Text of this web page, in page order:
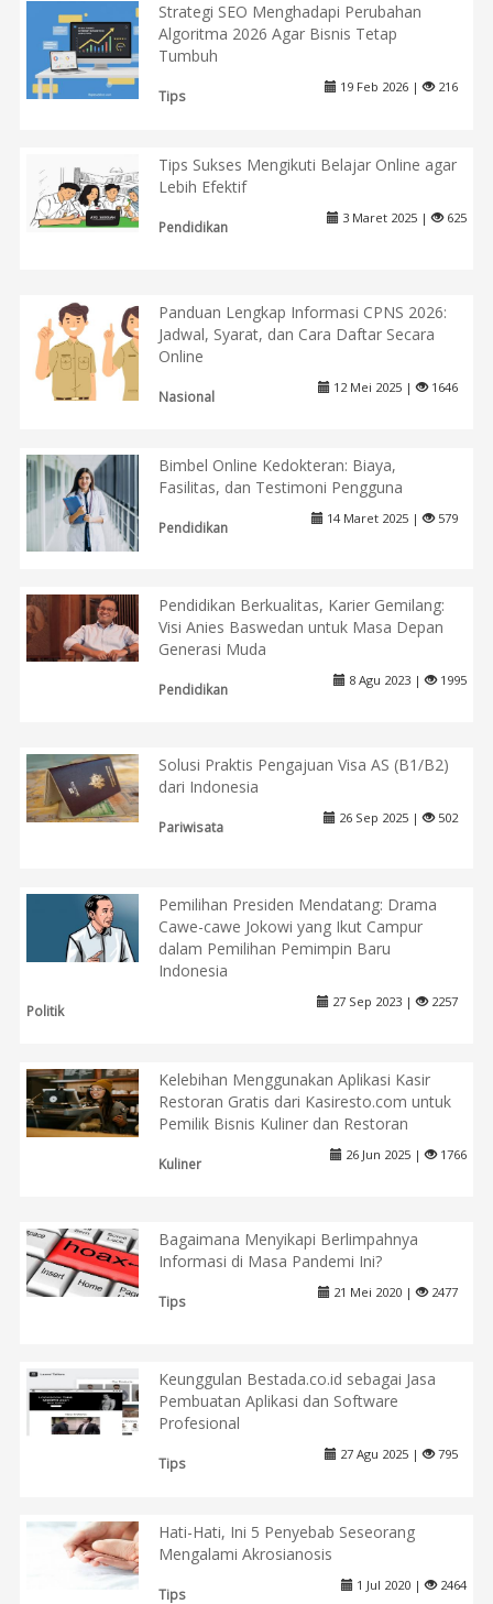
Strategi SEO Menghadapi Perubahan
Algoritma 2026 Agar Bisnis Tetap
Tumbuh
Tips
19 Feb 2026 | 216
Tips Sukses Mengikuti Belajar Online agar
Lebih Efektif
Pendidikan
3 Maret 2025 | 625
Panduan Lengkap Informasi CPNS 2026:
Jadwal, Syarat, dan Cara Daftar Secara
Online
Nasional
12 Mei 2025 | 1646
Bimbel Online Kedokteran: Biaya,
Fasilitas, dan Testimoni Pengguna
Pendidikan
14 Maret 2025 | 579
Pendidikan Berkualitas, Karier Gemilang:
Visi Anies Baswedan untuk Masa Depan
Generasi Muda
Pendidikan
8 Agu 2023 | 1995
Solusi Praktis Pengajuan Visa AS (B1/B2)
dari Indonesia
Pariwisata
26 Sep 2025 | 502
Pemilihan Presiden Mendatang: Drama
Cawe-cawe Jokowi yang Ikut Campur
dalam Pemilihan Pemimpin Baru
Indonesia
Politik
27 Sep 2023 | 2257
Kelebihan Menggunakan Aplikasi Kasir
Restoran Gratis dari Kasiresto.com untuk
Pemilik Bisnis Kuliner dan Restoran
Kuliner
26 Jun 2025 | 1766
Bagaimana Menyikapi Berlimpahnya
Informasi di Masa Pandemi Ini?
Tips
21 Mei 2020 | 2477
Keunggulan Bestada.co.id sebagai Jasa
Pembuatan Aplikasi dan Software
Profesional
Tips
27 Agu 2025 | 795
Hati-Hati, Ini 5 Penyebab Seseorang
Mengalami Akrosianosis
Tips
1 Jul 2020 | 2464